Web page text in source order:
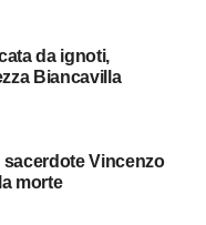
da ignoti,
Biancavilla
sacerdote Vincenzo
morte